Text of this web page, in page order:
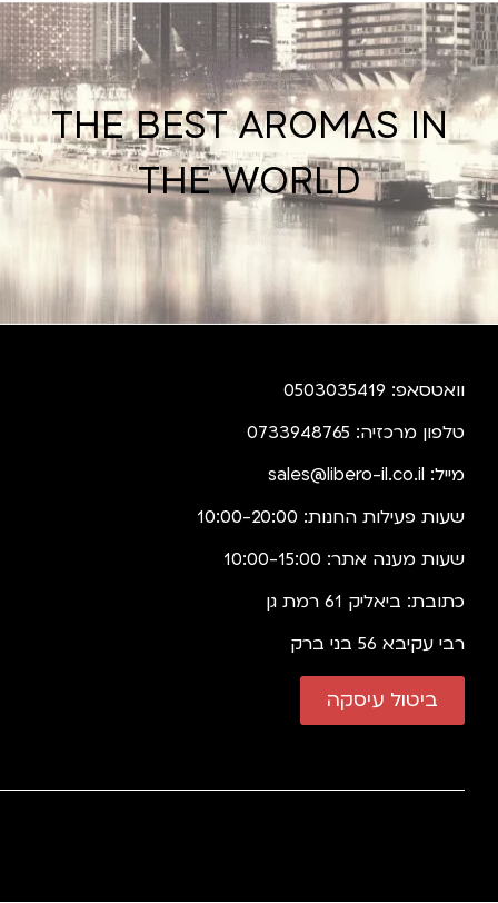
THE BEST AROMAS IN
THE WORLD
וואטסאפ: 0503035419
טלפון מרכזיה: 0733948765
מייל: sales@libero-il.co.il
שעות פעילות החנות: 10:00-20:00
שעות מענה אתר: 10:00-15:00
כתובת: ביאליק 61 רמת גן
רבי עקיבא 56 בני ברק
ביטול עיסקה